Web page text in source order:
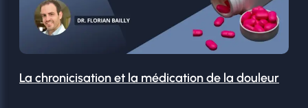
La chronicisation et la médication de la douleur